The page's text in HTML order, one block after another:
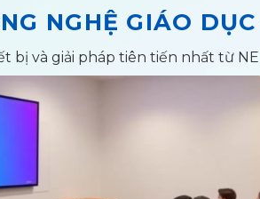
NGHỆ GIÁO
bị và giải pháp tiên tiến nhất từ